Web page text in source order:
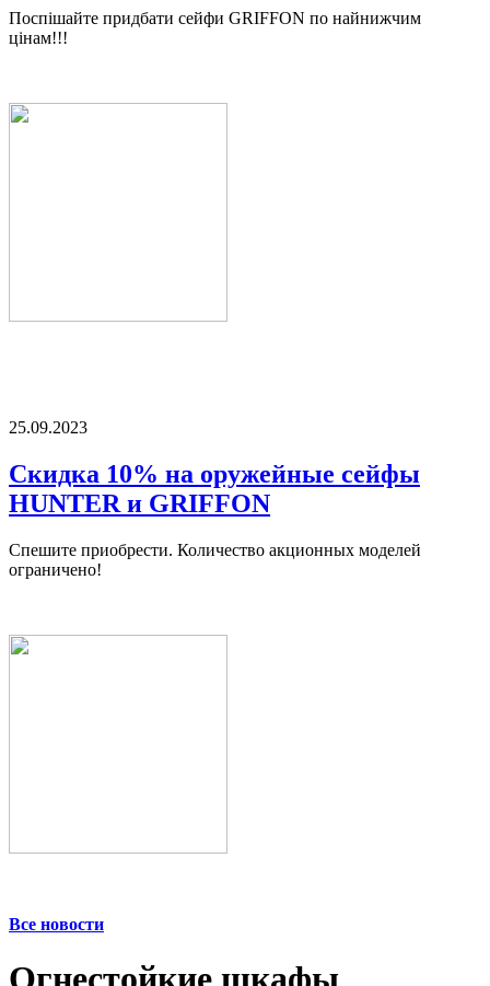
Поспішайте придбати сейфи GRIFFON по найнижчим
цінам!!!
25.09.2023
Скидка 10% на оружейные сейфы
HUNTER и GRIFFON
Спешите приобрести. Количество акционных моделей
ограничено!
Все новости
Огнестойкие шкафы